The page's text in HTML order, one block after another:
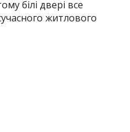
білі двері все
житлового